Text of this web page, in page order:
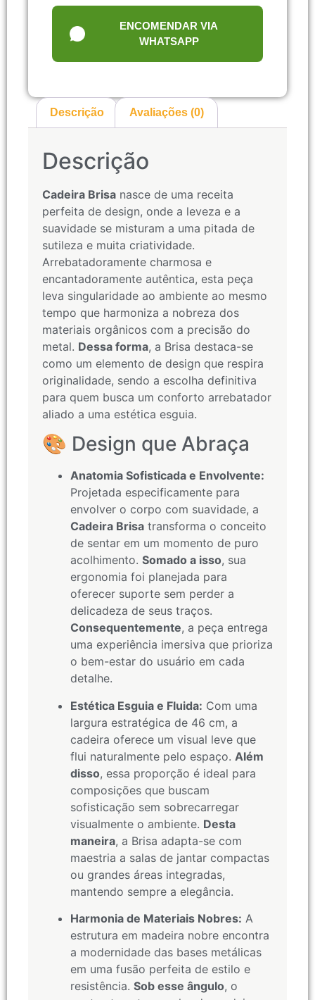
ENCOMENDAR VIA
WHATSAPP
Descrição Avaliações (0)
Descrição
Cadeira Brisa nasce de uma receita
perfeita de design, onde a leveza e a
suavidade se misturam a uma pitada de
sutileza e muita criatividade.
Arrebatadoramente charmosa e
encantadoramente autêntica, esta peça
leva singularidade ao ambiente ao mesmo
tempo que harmoniza a nobreza dos
materiais orgânicos com a precisão do
metal. Dessa forma, a Brisa destaca-se
como um elemento de design que respira
originalidade, sendo a escolha definitiva
para quem busca um conforto arrebatador
aliado a uma estética esguia.
🎨 Design que Abraça
Anatomia Sofisticada e Envolvente:
Projetada especificamente para
envolver o corpo com suavidade, a
Cadeira Brisa transforma o conceito
de sentar em um momento de puro
acolhimento. Somado a isso, sua
ergonomia foi planejada para
oferecer suporte sem perder a
delicadeza de seus traços.
Consequentemente, a peça entrega
uma experiência imersiva que prioriza
o bem-estar do usuário em cada
detalhe.
Estética Esguia e Fluida: Com uma
largura estratégica de 46 cm, a
cadeira oferece um visual leve que
flui naturalmente pelo espaço. Além
disso, essa proporção é ideal para
composições que buscam
sofisticação sem sobrecarregar
visualmente o ambiente. Desta
maneira, a Brisa adapta-se com
maestria a salas de jantar compactas
ou grandes áreas integradas,
mantendo sempre a elegância.
Harmonia de Materiais Nobres: A
estrutura em madeira nobre encontra
a modernidade das bases metálicas
em uma fusão perfeita de estilo e
resistência. Sob esse ângulo, o